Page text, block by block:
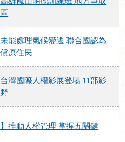
未能處理氣候變遷 聯合國認為
原住民
台灣國際人權影展登場 11部影
】推動人權管理 掌握五關鍵